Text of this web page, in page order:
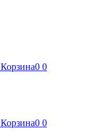
Корзина0 0
Корзина0 0